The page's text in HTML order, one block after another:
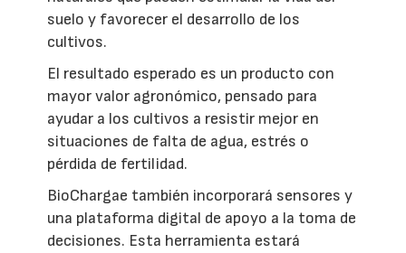
suelo y favorecer el desarrollo de los
cultivos.
El resultado esperado es un producto con
mayor valor agronómico, pensado para
ayudar a los cultivos a resistir mejor en
situaciones de falta de agua, estrés o
pérdida de fertilidad.
BioChargae también incorporará sensores y
una plataforma digital de apoyo a la toma de
decisiones. Esta herramienta estará